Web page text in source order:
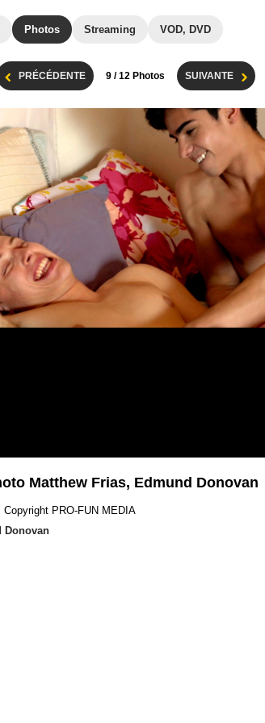
Photos Streaming VOD, DVD
PRÉCÉDENTE 9 / 12 Photos SUIVANTE
Matthew Frias, Edmund Donovan
Copyright PRO-FUN MEDIA
Donovan